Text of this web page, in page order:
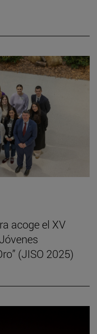
acoge el XV
(JISO 2025)